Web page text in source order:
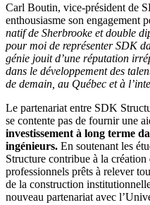
Carl Boutin, vice-président de
enthousiasme son engagement
natif de Sherbrooke et double
pour moi de représenter SDK
génie jouit d’une réputation
dans le développement des
de demain, au Québec et à
Le partenariat entre SDK
se contente pas de fournir une
investissement à long terme
ingénieurs. En soutenant les
Structure contribue à la
professionnels prêts à relever
de la construction
nouveau partenariat avec